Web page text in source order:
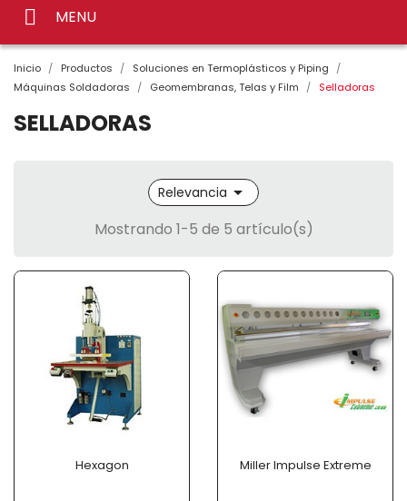
MENU
Inicio Productos
Soluciones en Termoplásticos y Piping
Máquinas Soldadoras
Geomembranas, Telas y Film Selladoras
SELLADORAS
Relevancia 
Mostrando 1-5 de 5 artículo(s)
Hexagon Miller Impulse Extreme